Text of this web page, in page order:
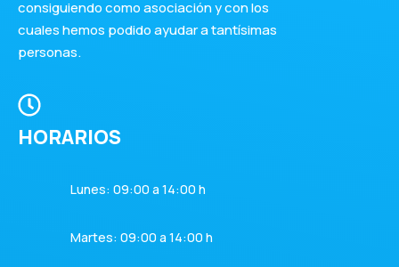
consiguiendo como asociación y con los
cuales hemos podido ayudar a tantísimas
personas.
HORARIOS
Lunes: 09:00 a 14:00 h
Martes: 09:00 a 14:00 h